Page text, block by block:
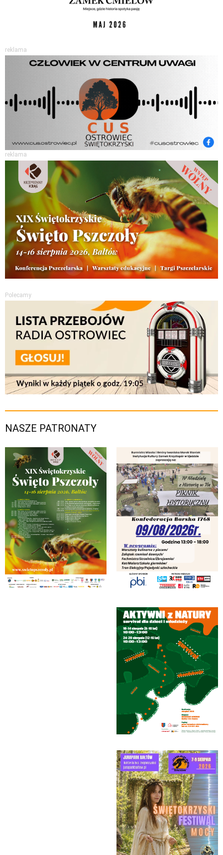
reklama
reklama
Polecamy
NASZE PATRONATY